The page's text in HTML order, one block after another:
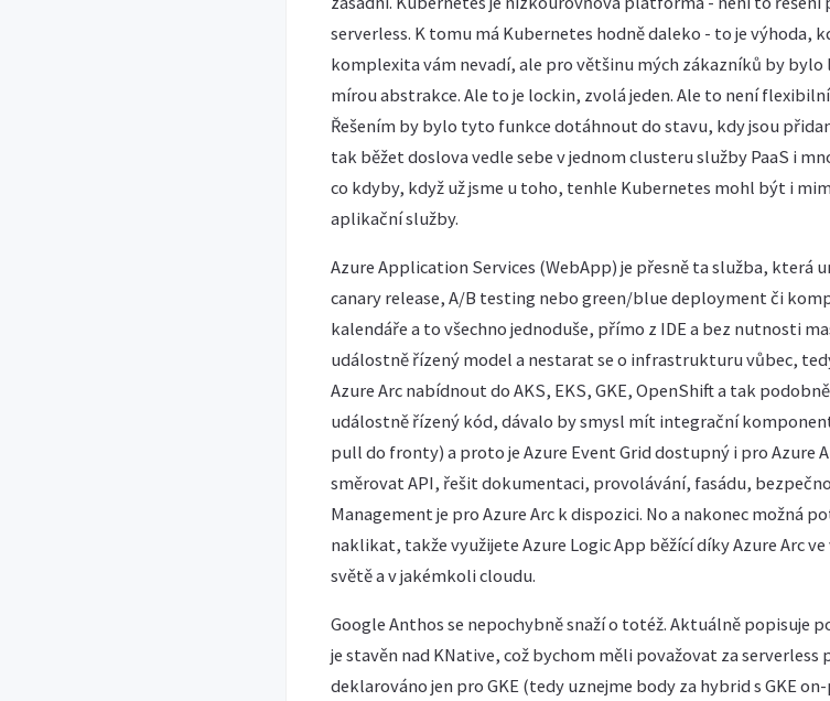
serverless. K tomu má Kubernetes hodně daleko - to je výhoda,
komplexita vám nevadí, ale pro většinu mých zákazníků by
mírou abstrakce. Ale to je lockin, zvolá jeden. Ale to není
Řešením by bylo tyto funkce dotáhnout do stavu, kdy jsou
tak běžet doslova vedle sebe v jednom clusteru služby PaaS i
co kdyby, když už jsme u toho, tenhle Kubernetes mohl být i
aplikační služby.
Azure Application Services (WebApp) je přesně ta služba, která
canary release, A/B testing nebo green/blue deployment či
kalendáře a to všechno jednoduše, přímo z IDE a bez nutnosti
událostně řízený model a nestarat se o infrastrukturu vůbec,
Azure Arc nabídnout do AKS, EKS, GKE, OpenShift a tak
událostně řízený kód, dávalo by smysl mít integrační
pull do fronty) a proto je Azure Event Grid dostupný i pro Azure
směrovat API, řešit dokumentaci, provolávání, fasádu,
Management je pro Azure Arc k dispozici. No a nakonec možná
naklikat, takže využijete Azure Logic App běžící díky Azure Arc
světě a v jakémkoli cloudu.
Google Anthos se nepochybně snaží o totéž. Aktuálně popisuje
je stavěn nad KNative, což bychom měli považovat za
deklarováno jen pro GKE (tedy uznejme body za hybrid s GKE